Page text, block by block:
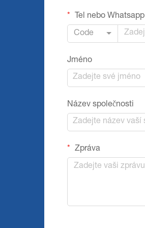
Tel nebo Whatsapp
Code
Jméno
Název společnosti
Zpráva